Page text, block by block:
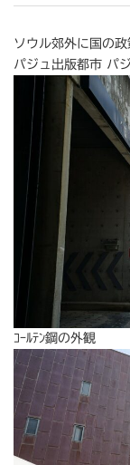
ソウル郊外に国の
パジュ出版都市 パ
ｺｰﾙﾃﾝ鋼の外観